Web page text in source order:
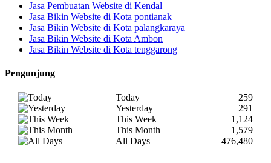
Jasa Pembuatan Website di Kendal
Jasa Bikin Website di Kota pontianak
Jasa Bikin Website di Kota palangkaraya
Jasa Bikin Website di Kota Ambon
Jasa Bikin Website di Kota tenggarong
Pengunjung
Today
259
Yesterday
291
This Week
1,124
This Month
1,579
All Days
476,480